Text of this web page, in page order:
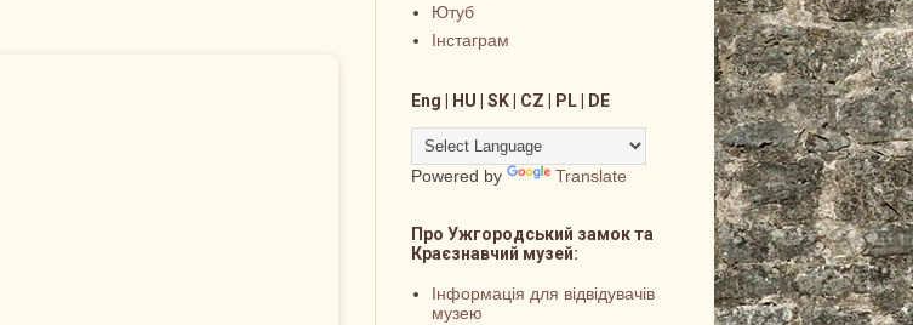
Ютуб
Інстаграм
Eng | HU | SK | CZ | PL | DE
Powered by Translate
Про Ужгородський замок та
Краєзнавчий музей:
Інформація для відвідувачів
музею